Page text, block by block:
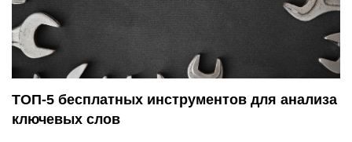
ТОП-5 бесплатных инструментов для анализа
ключевых слов